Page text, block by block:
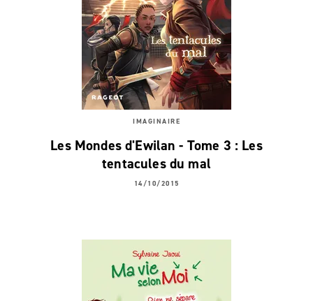
IMAGINAIRE
Les Mondes d'Ewilan - Tome 3 : Les
tentacules du mal
14/10/2015